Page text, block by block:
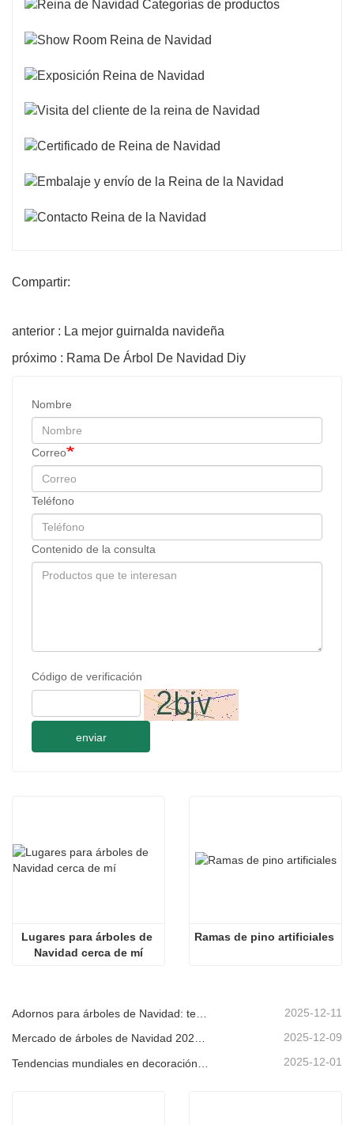
Compartir:
anterior : La mejor guirnalda navideña
próximo : Rama De Árbol De Navidad Diy
Nombre
Correo
Teléfono
Contenido de la consulta
Código de verificación
enviar
Lugares para árboles de
Navidad cerca de mí
Ramas de pino artificiales
2025-12-11
Mercado de árboles de Navidad 2025: Tendencias, tecnologías y guía de compras para compradores B2B 2025-12-09
2025-12-01